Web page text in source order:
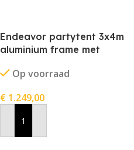
Endeavor partytent 3x4m
aluminium frame met
Op voorraad
€ 1.249,00
In Winkelwagen